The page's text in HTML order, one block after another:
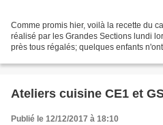
Comme promis hier, voilà la recette du
réalisé par les Grandes Sections lundi
près tous régalés; quelques enfants
Ateliers cuisine CE1 et
Publié le 12/12/2017 à 18:10